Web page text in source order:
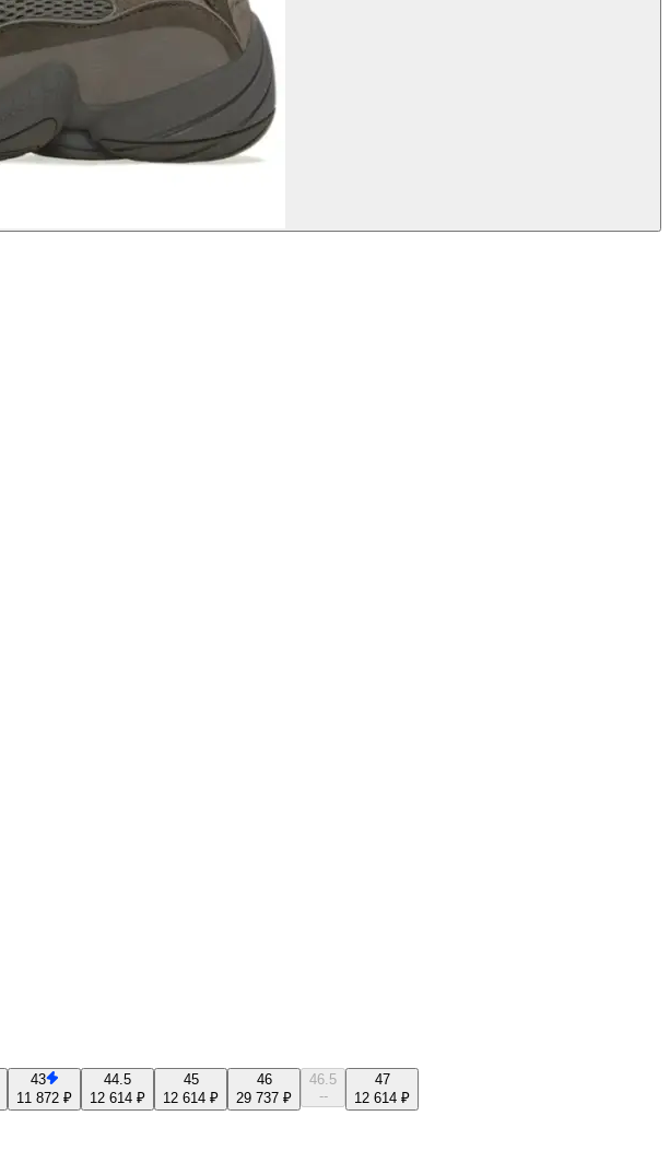
43
11 872 ₽
44.5
12 614 ₽
45
12 614 ₽
46
29 737 ₽
46.5
--
47
12 614 ₽